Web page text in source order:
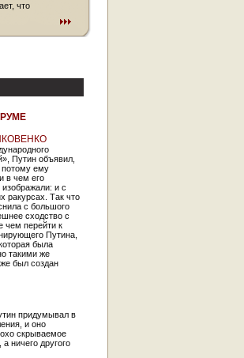
что
Путин объявил,
потому ему
в чем его
и с
ракурсах. Так что
с большого
сходство с
перейти к
Путина,
была
такими же
был создан
придумывал в
и оно
скрываемое
ничего другого